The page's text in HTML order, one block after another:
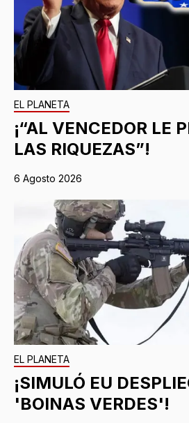
EL PLANETA
¡“AL VENCEDOR LE
LAS RIQUEZAS”!
6 Agosto 2026
EL PLANETA
¡SIMULÓ EU
'BOINAS VERDES'!